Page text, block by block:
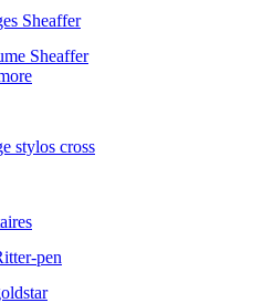
Sheaffer
Sheaffer
stylos cross
pen